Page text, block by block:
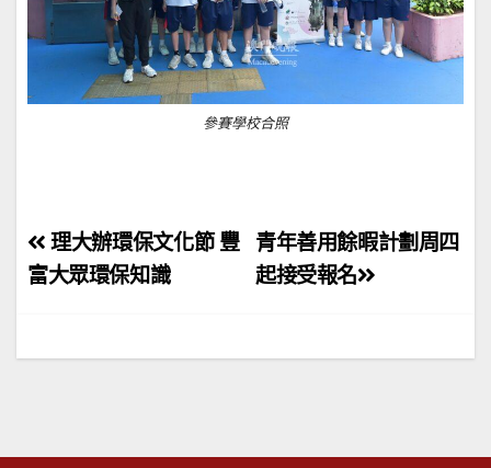
參賽學校合照
文
章
覽
青年善用餘暇計劃周四
起接受報名
理大辦環保文化節 豐
富大眾環保知識